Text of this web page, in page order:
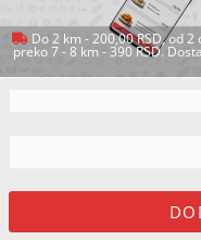
Do 2 km - 200,00 RSD, od 2
preko 7 - 8 km - 390 RSD.
VRATI SE NA